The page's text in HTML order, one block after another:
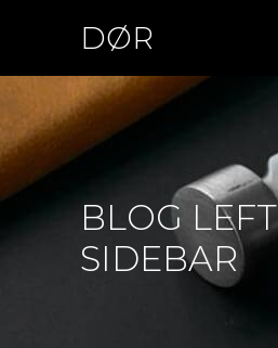
DØR
BLOG LEFT
SIDEBAR